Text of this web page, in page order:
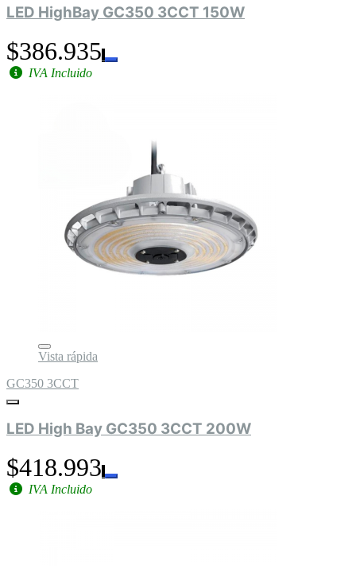
LED HighBay GC350 3CCT 150W
$386.935
IVA Incluido
Vista rápida
GC350 3CCT
LED High Bay GC350 3CCT 200W
$418.993
IVA Incluido